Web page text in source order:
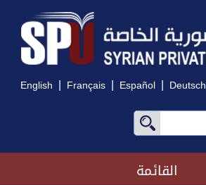
English | Français | Español | Deutsch
القائمة